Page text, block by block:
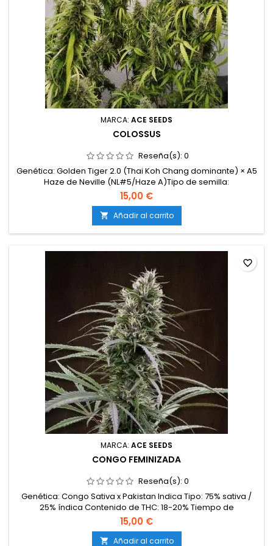
MARCA: ACE SEEDS
COLOSSUS
Reseña(s): 0
Genética: Golden Tiger 2.0 (Thai Koh Chang dominante) × A5
Haze de Neville (NL#5/Haze A)Tipo de semilla:
FeminizadaRatio sativa / índica: 80 % sativa / 20 % índicaTHC:
20,24 %CBD: 0,04 %CBG: 0,49 %Floración en interior: 11–13
semanasFloración en exterior: inicios de
noviembreProducción: AltaMorfología: plantas grandes,...
15,00 €
 Añadir al carrito
MARCA: ACE SEEDS
CONGO FEMINIZADA
Reseña(s): 0
Genética: Congo Sativa x Pakistan Indica Tipo: 75% sativa /
25% índica Contenido de THC: 18-20% Tiempo de
floración: 10-11 semanas en interior Producción en
interior: 450-550 g/m² Producción en exterior: 500-700
g/planta Altura: 100-150 cm en interior; hasta 250 cm en
15,00 €
 Añadir al carrito
favorite_border